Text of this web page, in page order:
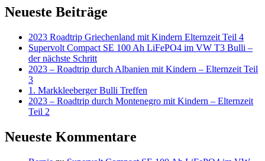
Neueste Beiträge
2023 Roadtrip Griechenland mit Kindern Elternzeit Teil 4
Supervolt Compact SE 100 Ah LiFePO4 im VW T3 Bulli –
der nächste Schritt
2023 – Roadtrip durch Albanien mit Kindern – Elternzeit Teil
3
1. Markkleeberger Bulli Treffen
2023 – Roadtrip durch Montenegro mit Kindern – Elternzeit
Teil 2
Neueste Kommentare